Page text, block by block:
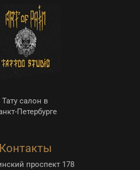
Тату салон в
Петербурге
Контакты
проспект 178